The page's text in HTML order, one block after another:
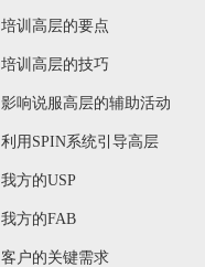
培训高层的要点
培训高层的技巧
影响说服高层的辅助活动
利用SPIN系统引导高层
我方的USP
我方的FAB
客户的关键需求